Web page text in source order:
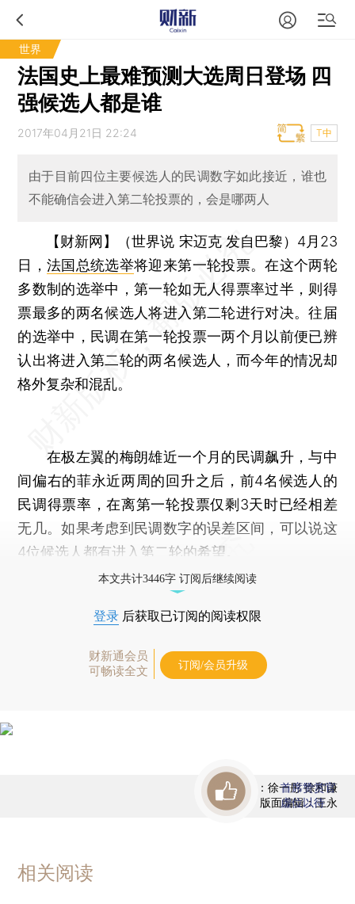
世界
法国史上最难预测大选周日登场 四
强候选人都是谁
2017年04月21日 22:24 T中
由于目前四位主要候选人的民调数字如此接近，谁也
不能确信会进入第二轮投票的，会是哪两人
【财新网】（世界说 宋迈克 发自巴黎） 4月23
日，法国总统选举将迎来第一轮投票。在这个两轮
多数制的选举中，第一轮如无人得票率过半，则得
票最多的两名候选人将进入第二轮进行对决。往届
的选举中，民调在第一轮投票一两个月以前便已辨
认出将进入第二轮的两名候选人，而今年的情况却
格外复杂和混乱。
在极左翼的梅朗雄近一个月的民调飙升，与中
间偏右的菲永近两周的回升之后，前4名候选人的
民调得票率，在离第一轮投票仅剩3天时已经相差
无几。如果考虑到民调数字的误差区间，可以说这
4位候选人都有进入第二轮的希望。
本文共计3446字 订阅后继续阅读
登录 后获取已订阅的阅读权限
财新通会员
可畅读全文
订阅/会员升级
责任编辑：徐一彤 徐和谦
版面编辑：王永
首席赞赏官
虚位以待
相关阅读